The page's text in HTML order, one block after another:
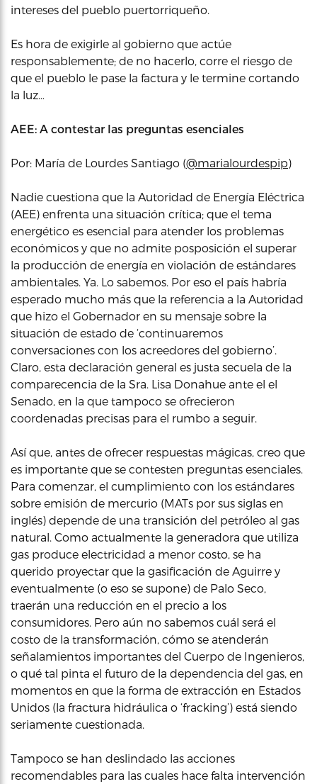
intereses del pueblo puertorriqueño.
Es hora de exigirle al gobierno que actúe
responsablemente; de no hacerlo, corre el riesgo de
que el pueblo le pase la factura y le termine cortando
la luz…
AEE: A contestar las preguntas esenciales
Por: María de Lourdes Santiago (@marialourdespip)
Nadie cuestiona que la Autoridad de Energía Eléctrica
(AEE) enfrenta una situación crítica; que el tema
energético es esencial para atender los problemas
económicos y que no admite posposición el superar
la producción de energía en violación de estándares
ambientales. Ya. Lo sabemos. Por eso el país habría
esperado mucho más que la referencia a la Autoridad
que hizo el Gobernador en su mensaje sobre la
situación de estado de ‘continuaremos
conversaciones con los acreedores del gobierno’.
Claro, esta declaración general es justa secuela de la
comparecencia de la Sra. Lisa Donahue ante el el
Senado, en la que tampoco se ofrecieron
coordenadas precisas para el rumbo a seguir.
Así que, antes de ofrecer respuestas mágicas, creo que
es importante que se contesten preguntas esenciales.
Para comenzar, el cumplimiento con los estándares
sobre emisión de mercurio (MATs por sus siglas en
inglés) depende de una transición del petróleo al gas
natural. Como actualmente la generadora que utiliza
gas produce electricidad a menor costo, se ha
querido proyectar que la gasificación de Aguirre y
eventualmente (o eso se supone) de Palo Seco,
traerán una reducción en el precio a los
consumidores. Pero aún no sabemos cuál será el
costo de la transformación, cómo se atenderán
señalamientos importantes del Cuerpo de Ingenieros,
o qué tal pinta el futuro de la dependencia del gas, en
momentos en que la forma de extracción en Estados
Unidos (la fractura hidráulica o ‘fracking’) está siendo
seriamente cuestionada.
Tampoco se han deslindado las acciones
recomendables para las cuales hace falta intervención